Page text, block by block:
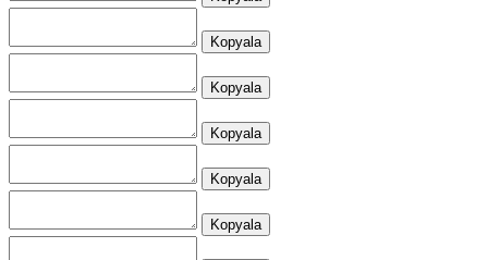
Kopyala
Kopyala
Kopyala
Kopyala
Kopyala